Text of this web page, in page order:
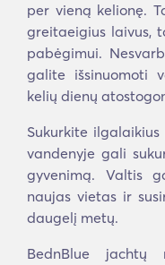
per vieną kelionę.
greitaeigius laivus,
pabėgimui.
galite išsinuomoti
kelių dienų
Sukurkite
vandenyje gali
gyvenimą. Valtis
naujas vietas ir
daugelį metų.
BednBlue